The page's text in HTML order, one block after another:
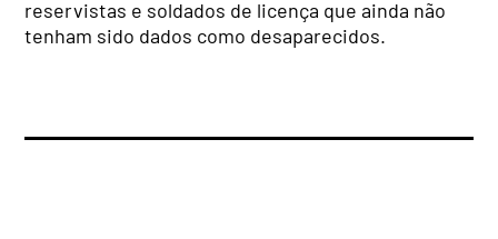
reservistas e soldados de licença que ainda não
tenham sido dados como desaparecidos.